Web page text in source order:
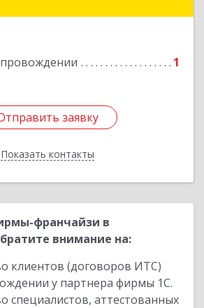
1
заявку
Показать контакты
заявку
Назад
франчайзи в
внимание на:
клиентов (договоров ИТС)
у партнера фирмы 1С.
специалистов, аттестованных